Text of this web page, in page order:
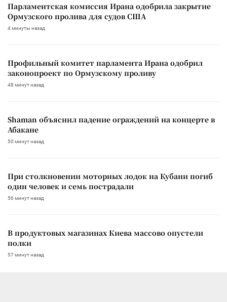
Парламентская комиссия Ирана одобрила закрытие
Ормузского пролива для судов США
4 минуты назад
Профильный комитет парламента Ирана одобрил
законопроект по Ормузскому проливу
48 минут назад
Shaman объяснил падение ограждений на концерте в
Абакане
50 минут назад
При столкновении моторных лодок на Кубани погиб
один человек и семь пострадали
56 минут назад
В продуктовых магазинах Киева массово опустели
полки
57 минут назад